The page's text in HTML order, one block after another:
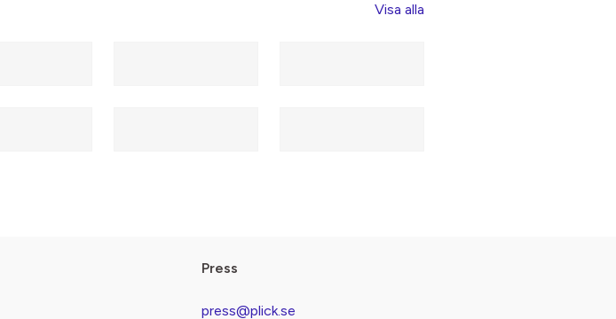
Visa alla
Press
press@plick.se